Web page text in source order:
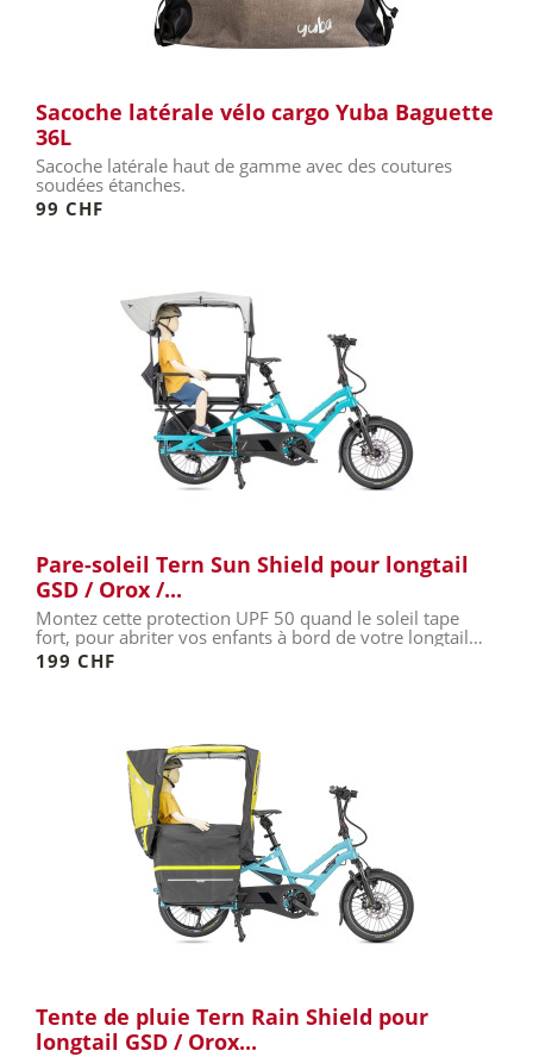
Sacoche latérale vélo cargo Yuba Baguette
36L
Sacoche latérale haut de gamme avec des coutures
soudées étanches.
99 CHF
Pare-soleil Tern Sun Shield pour longtail
GSD / Orox /...
Montez cette protection UPF 50 quand le soleil tape
fort, pour abriter vos enfants à bord de votre longtail
Tern.
199 CHF
Tente de pluie Tern Rain Shield pour
longtail GSD / Orox...